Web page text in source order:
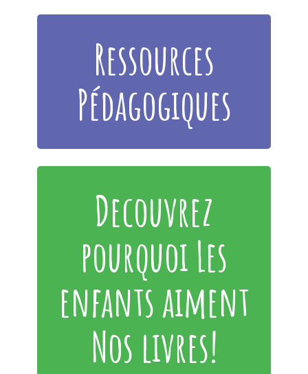
Ressources
Pédagogiques
Decouvrez
pourquoi Les
enfants aiment
Nos livres!